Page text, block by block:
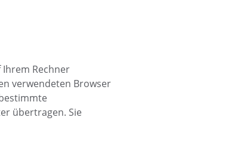
Rechner
verwendeten Browser
übertragen. Sie